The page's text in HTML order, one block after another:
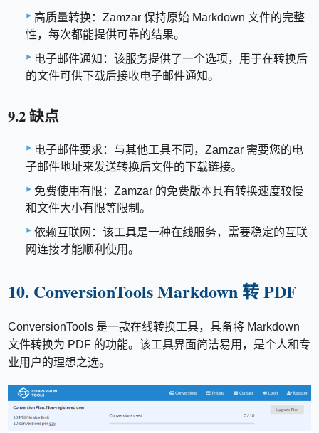
高质量转换：Zamzar 保持原始 Markdown 文件的完整
性，每次都能提供可靠的结果。
电子邮件通知：该服务提供了一个选项，用于在转换后
的文件可供下载后接收电子邮件通知。
9.2 缺点
电子邮件要求：与其他工具不同，Zamzar 需要您的电
子邮件地址来发送转换后文件的下载链接。
免费使用有限：Zamzar 的免费版本具有转换速度较慢
和文件大小有限等限制。
依赖互联网：该工具是一种在线服务，需要稳定的互联
网连接才能顺利使用。
10. ConversionTools Markdown 转 PDF
ConversionTools 是一款在线转换工具，具备将 Markdown
文件转换为 PDF 的功能。该工具界面简洁易用，是个人和专
业用户的理想之选。